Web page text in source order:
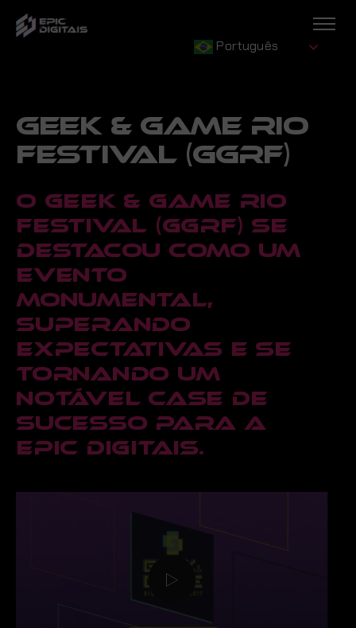
GEEK & GAME RIO
FESTIVAL (GGRF)
O Geek & Game Rio
Festival (GGRF) se
destacou como um
evento
monumental,
superando
expectativas e se
tornando um
notável case de
sucesso para a
Epic Digitais.
Português